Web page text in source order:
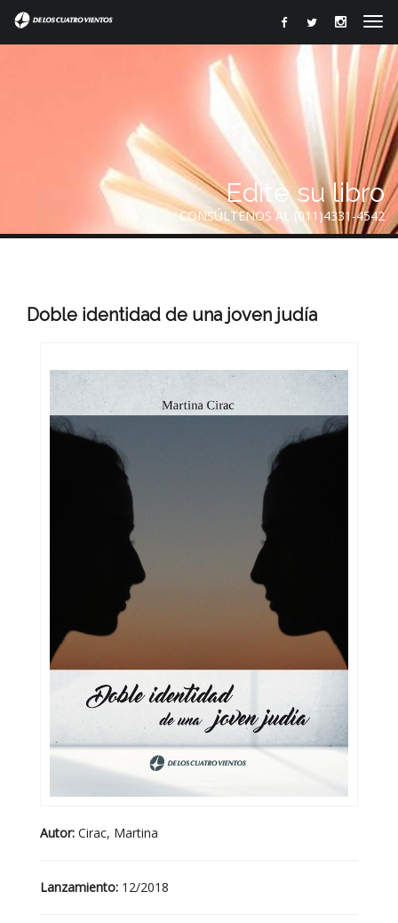
Edite su libro
CONSÚLTENOS AL (011)4331-4542
Doble identidad de una joven judía
Autor: Cirac, Martina
Lanzamiento: 12/2018